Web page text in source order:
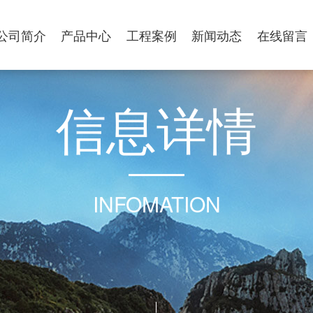
司简介 产品中心 工程案例 新闻动态 在线留言
信息详情
INFOMATION